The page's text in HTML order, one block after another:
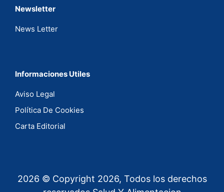
Newsletter
News Letter
Informaciones Utiles
Aviso Legal
Política De Cookies
Carta Editorial
2026 © Copyright 2026, Todos los derechos